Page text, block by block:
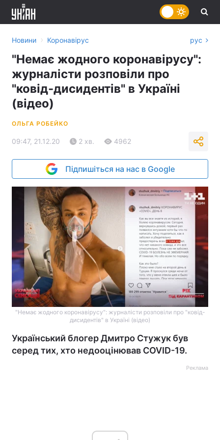
Новини › Коронавірус рус
"Немає жодного коронавірусу":
журналісти розповіли про
"ковід-дисидентів" в Україні
(відео)
ОЛЬГА РОБЕЙКО
09:47, 21.12.20 2 хв. 4962
Підпишіться на нас в Google
"Немає жодного коронавірусу": журналісти розповіли про "ковід-
дисидентів" в Україні (відео)
Український блогер Дмитро Стужук був
серед тих, хто недооцінював COVID-19.
Реклама